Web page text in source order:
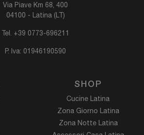
Via Piave Km 68, 400
04100 - Latina (LT)
Tel. +39 0773-696211
P. Iva: 01946190590
SHOP
Cucine Latina
Zona Giorno Latina
Zona Notte Latina